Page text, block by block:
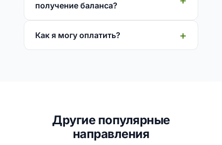
получение баланса?
Как я могу оплатить?
Другие популярные
направления